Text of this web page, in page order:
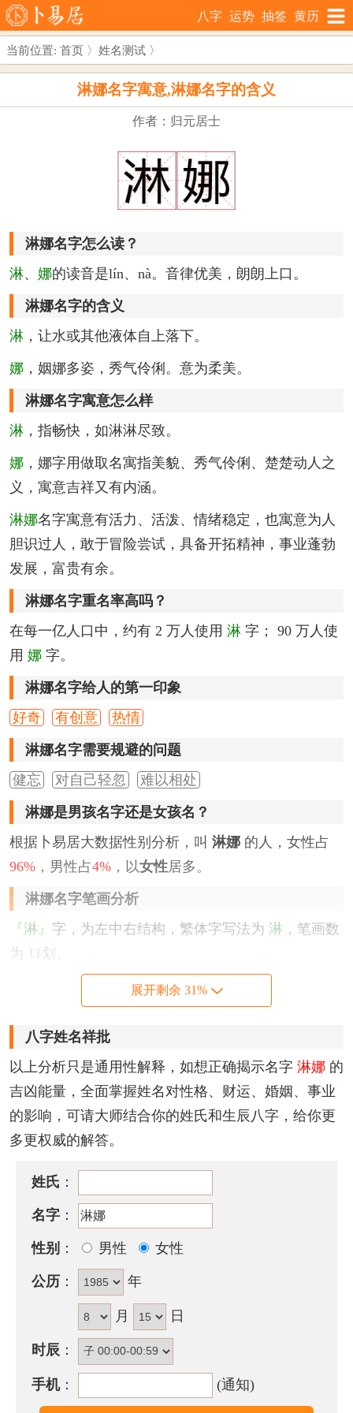
八字 运势 抽签 黄历
当前位置: 首页 〉 姓名测试 〉
淋娜名字寓意,淋娜名字的含义
作者：归元居士
淋娜名字怎么读？
淋、 娜的读音是lín、nà。音律优美，朗朗上口。
淋娜名字的含义
淋 ，让水或其他液体自上落下。
娜 ，姻娜多姿，秀气伶俐。意为柔美。
淋娜名字寓意怎么样
淋 ，指畅快，如淋淋尽致。
娜 ，娜字用做取名寓指美貌、秀气伶俐、楚楚动人之
义，寓意吉祥又有内涵。
淋娜名字寓意有活力、活泼、情绪稳定，也寓意为人
胆识过人，敢于冒险尝试，具备开拓精神，事业蓬勃
发展，富贵有余。
淋娜名字重名率高吗？
在每一亿人口中，约有 2 万人使用 淋 字； 90 万人使
用 娜 字。
淋娜名字给人的第一印象
好奇
有创意 热情
淋娜名字需要规避的问题
健忘
对自己轻忽 难以相处
淋娜是男孩名字还是女孩名？
根据卜易居大数据性别分析，叫 淋娜 的人，女性占
96% ，男性占4% ，以女性居多。
淋娜名字笔画分析
『淋』 字，为左中右结构，繁体字写法为 淋 ，笔画数
为 11 划。
字，为左右结构，繁体字写法为
该名字的五格笔画搭配为：
淋娜名字性格印象
进。
淋娜名字五行属性
淋娜的姓名五行组合是： 水
定，做事有计划，有耐心，能团结众人，调配各种资
源来实现自己的人生抱负，成就一番大事业。
淋娜名字能打多少分？
淋娜名字评分为：96分（评分由卜易居根据姓名五格
数理测算得出，仅供参考）
展开剩余 31%
八字姓名祥批
以上分析只是通用性解释，如想正确揭示名字 淋娜 的
吉凶能量，全面掌握姓名对性格、财运、婚姻、事业
的影响，可请大师结合你的姓氏和生辰八字，给你更
多更权威的解答。
姓氏 ：
名字 ：
性别 ： 男性 女性
公历 ： 年
月 日
时辰 ：
手机： (通知)